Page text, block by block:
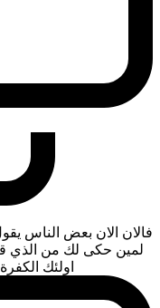
فالان الان بعض الناس
لمين حكى لك من الذي
اولئك